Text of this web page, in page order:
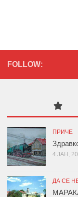
FOLLOW:
ПРИЧЕ
4 ЈАН,
ДА СЕ